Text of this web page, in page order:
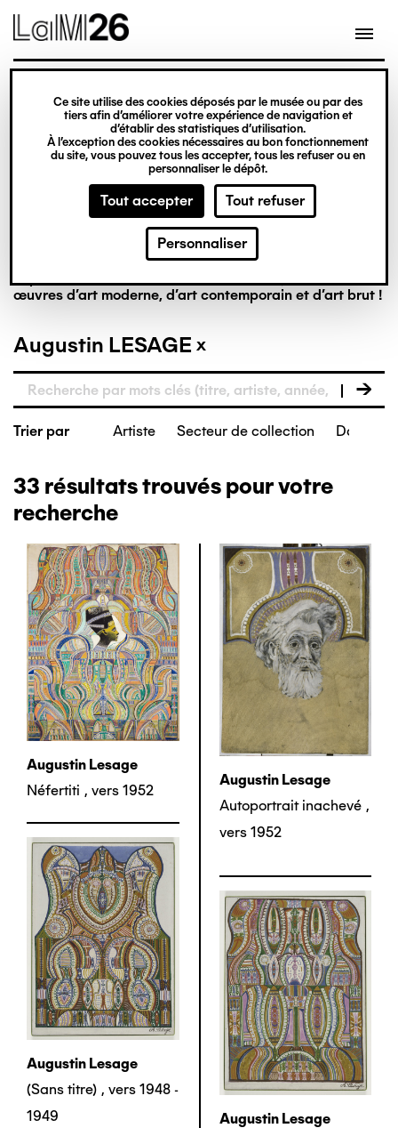
Gestion des cookies
Ce site utilise des cookies déposés par le musée ou par des
tiers afin d’améliorer votre expérience de navigation et
d’établir des statistiques d’utilisation.
À l’exception des cookies nécessaires au bon fonctionnement
du site, vous pouvez tous les accepter, tous les refuser ou en
personnaliser le dépôt.
Tout accepter Tout refuser
Personnaliser
La collection en
ligne
Riche de plus de 8 000 œuvres, la collection du LaM est
œuvres d’art moderne, d’art contemporain et d’art brut !
Augustin LESAGE
Trier par Artiste Secteur de collection Date de
33 résultats trouvés pour votre
recherche
Augustin Lesage
Néfertiti , vers 1952
Augustin Lesage
Autoportrait inachevé ,
vers 1952
Augustin Lesage
(Sans titre) , vers 1948 -
1949
Augustin Lesage